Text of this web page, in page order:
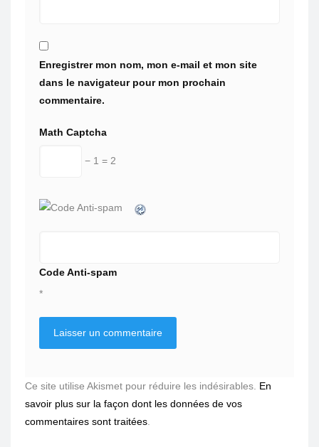
Enregistrer mon nom, mon e-mail et mon site
dans le navigateur pour mon prochain
commentaire.
Math Captcha
− 1 = 2
Code Anti-spam
*
Ce site utilise Akismet pour réduire les indésirables. En
savoir plus sur la façon dont les données de vos
commentaires sont traitées